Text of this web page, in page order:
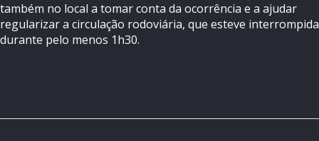
também no local a tomar conta da ocorrência e a ajudar
regularizar a circulação rodoviária, que esteve interrompida
durante pelo menos 1h30.